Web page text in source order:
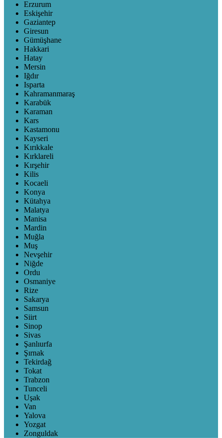
Erzurum
Eskişehir
Gaziantep
Giresun
Gümüşhane
Hakkari
Hatay
Mersin
Iğdır
Isparta
Kahramanmaraş
Karabük
Karaman
Kars
Kastamonu
Kayseri
Kırıkkale
Kırklareli
Kırşehir
Kilis
Kocaeli
Konya
Kütahya
Malatya
Manisa
Mardin
Muğla
Muş
Nevşehir
Niğde
Ordu
Osmaniye
Rize
Sakarya
Samsun
Siirt
Sinop
Sivas
Şanlıurfa
Şırnak
Tekirdağ
Tokat
Trabzon
Tunceli
Uşak
Van
Yalova
Yozgat
Zonguldak